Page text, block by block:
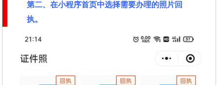
第二、在小程序首页中选择需要办理的照片回
执。